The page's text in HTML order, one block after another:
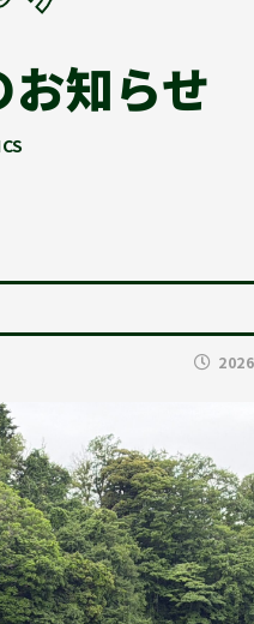
知らせ